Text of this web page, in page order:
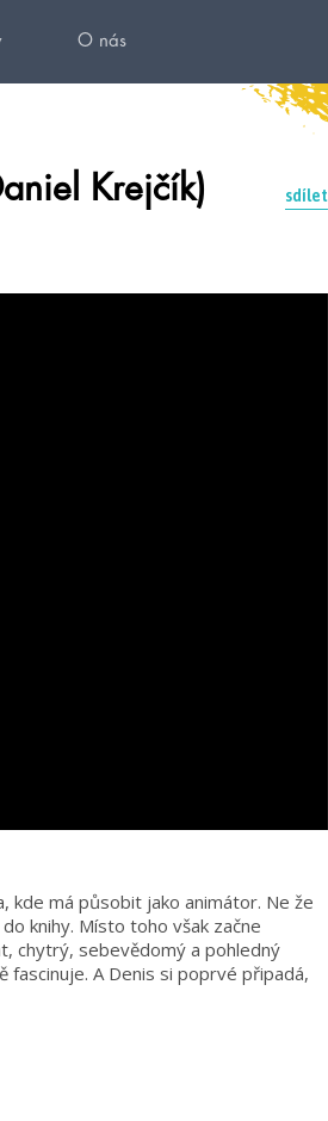
O nás
Krejčík) sdílet
kde má působit jako animátor. Ne že
knihy. Místo toho však začne
chytrý, sebevědomý a pohledný
fascinuje. A Denis si poprvé připadá,